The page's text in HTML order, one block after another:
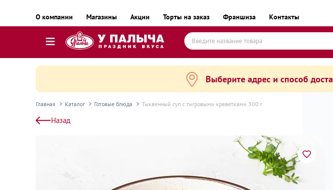
О компании Магазины Акции Торты на заказ Франшиза Контакты
Готовые блюда замороженные
Выберите адрес и способ
Главная Каталог Готовые блюда Тыквенный суп с тигровыми креветками 300 г
Назад